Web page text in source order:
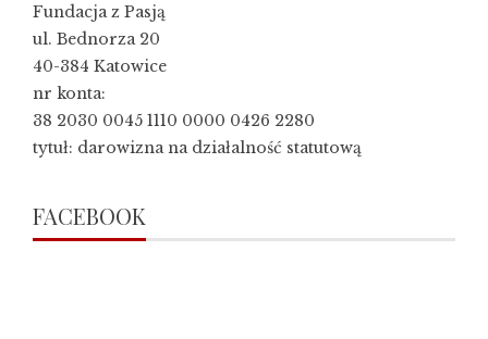
Fundacja z Pasją
ul. Bednorza 20
40-384 Katowice
nr konta:
38 2030 0045 1110 0000 0426 2280
tytuł: darowizna na działalność statutową
FACEBOOK